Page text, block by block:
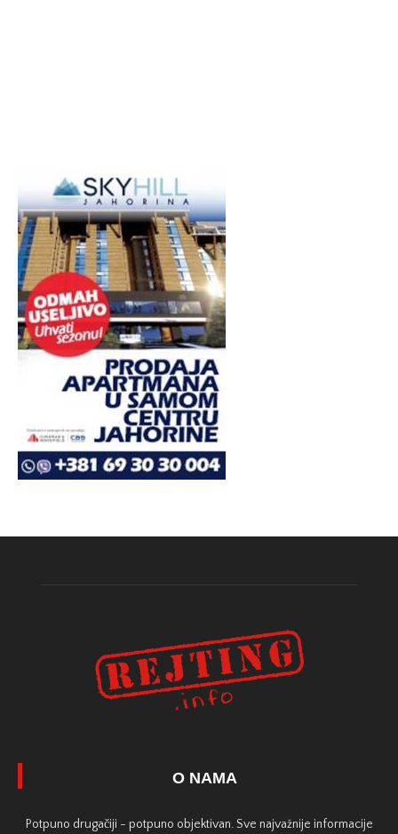
O NAMA
Potpuno drugačiji - potpuno objektivan. Sve najvažnije informacije